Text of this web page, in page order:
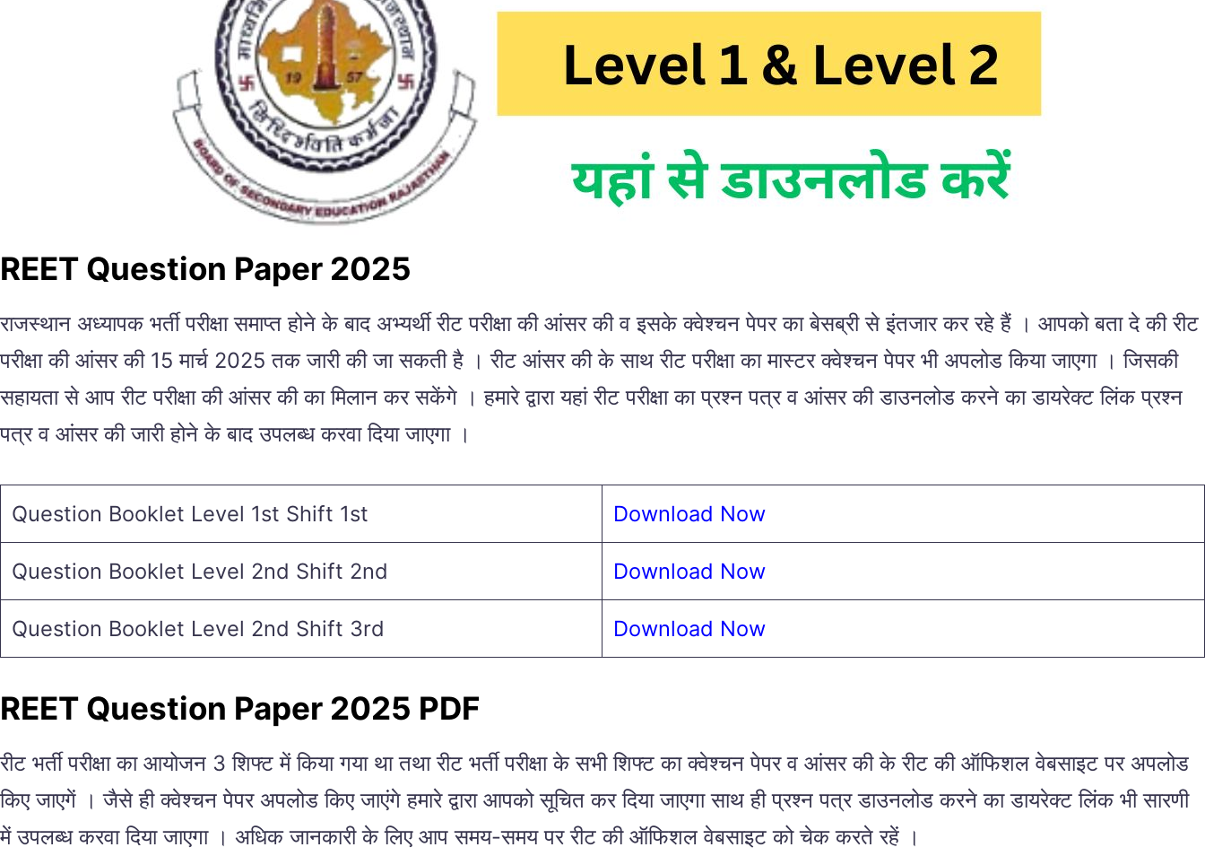
REET Question Paper 2025
राजस्थान अध्यापक भर्ती परीक्षा समाप्त होने के बाद अभ्यर्थी रीट परीक्षा की आंसर की व इसके क्वेश्चन पेपर का बेसब्री से इंतजार कर रहे हैं । आपको बता दे की रीट
परीक्षा की आंसर की 15 मार्च 2025 तक जारी की जा सकती है । रीट आंसर की के साथ रीट परीक्षा का मास्टर क्वेश्चन पेपर भी अपलोड किया जाएगा । जिसकी
सहायता से आप रीट परीक्षा की आंसर की का मिलान कर सकेंगे । हमारे द्वारा यहां रीट परीक्षा का प्रश्न पत्र व आंसर की डाउनलोड करने का डायरेक्ट लिंक प्रश्न
पत्र व आंसर की जारी होने के बाद उपलब्ध करवा दिया जाएगा ।
Question Booklet Level 1st Shift 1st Download Now
Question Booklet Level 2nd Shift 2nd Download Now
Question Booklet Level 2nd Shift 3rd Download Now
REET Question Paper 2025 PDF
रीट भर्ती परीक्षा का आयोजन 3 शिफ्ट में किया गया था तथा रीट भर्ती परीक्षा के सभी शिफ्ट का क्वेश्चन पेपर व आंसर की के रीट की ऑफिशल वेबसाइट पर अपलोड
किए जाएगें । जैसे ही क्वेश्चन पेपर अपलोड किए जाएंगे हमारे द्वारा आपको सूचित कर दिया जाएगा साथ ही प्रश्न पत्र डाउनलोड करने का डायरेक्ट लिंक भी सारणी
में उपलब्ध करवा दिया जाएगा । अधिक जानकारी के लिए आप समय-समय पर रीट की ऑफिशल वेबसाइट को चेक करते रहें ।